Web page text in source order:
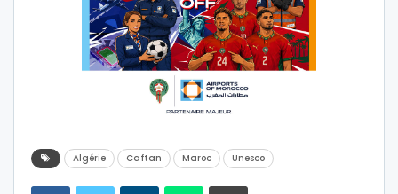
Algérie Caftan Maroc Unesco